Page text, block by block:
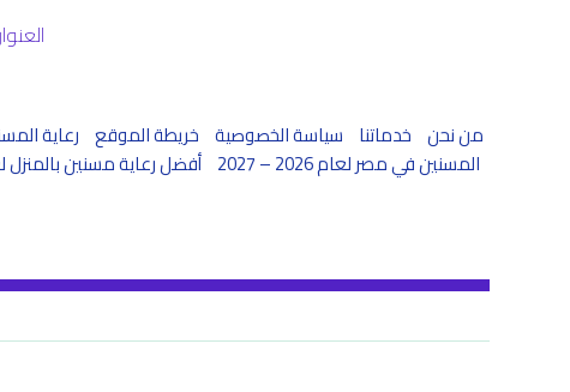
العنوان: 46 عبد الرازق السنهوري – من مكرم
من نحن خدماتنا سياسة الخصوصية خريطة الموقع رعاية
المسنين في مصر لعام 2026 – 2027
أفضل رعاية مسنين بالمنزل لعام